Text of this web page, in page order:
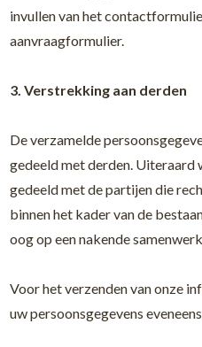
invullen van het
aanvraagformulier.
3. Verstrekking aan derden
De verzamelde
gedeeld met derden. Uiteraard
gedeeld met de partijen die
binnen het kader van de
oog op een nakende
Voor het verzenden van onze
uw persoonsgegevens